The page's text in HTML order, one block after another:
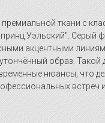
ткани с
Уэльский". Серый
акцентными
образ. Такой
нюансы, что
встреч